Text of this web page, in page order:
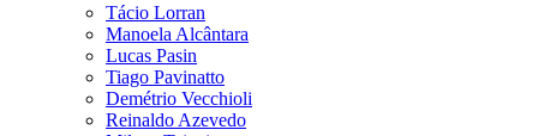
Tácio Lorran
Manoela Alcântara
Lucas Pasin
Tiago Pavinatto
Demétrio Vecchioli
Reinaldo Azevedo